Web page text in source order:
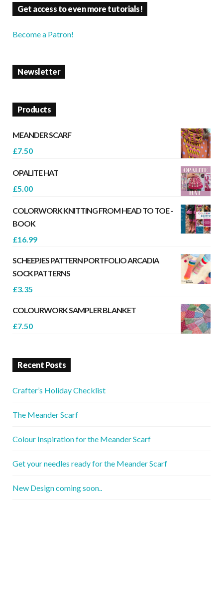
Get access to even more tutorials!
Become a Patron!
Newsletter
Products
MEANDER SCARF
£7.50
OPALITE HAT
£5.00
COLORWORK KNITTING FROM HEAD TO TOE -
BOOK
£16.99
SCHEEPJES PATTERN PORTFOLIO ARCADIA
SOCK PATTERNS
£3.35
COLOURWORK SAMPLER BLANKET
£7.50
Recent Posts
Crafter’s Holiday Checklist
The Meander Scarf
Colour Inspiration for the Meander Scarf
Get your needles ready for the Meander Scarf
New Design coming soon..